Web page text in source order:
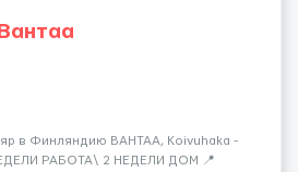
в Финляндию ВАНТАА, Koivuhaka -
РАБОТА\ 2 НЕДЕЛИ ДОМ 📍